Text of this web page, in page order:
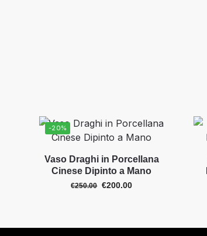
-20%
Vaso Draghi in Porcellana
Cinese Dipinto a Mano
€250.00 €200.00